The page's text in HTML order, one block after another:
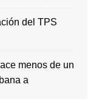
del TPS
menos de un
a